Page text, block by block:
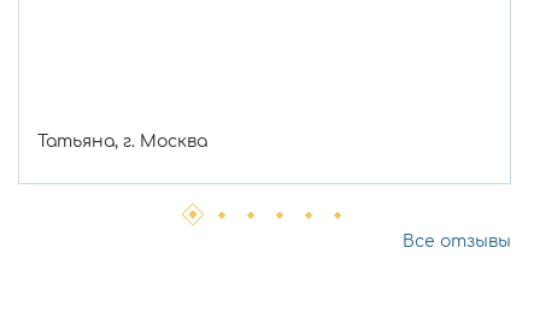
Татьяна, г. Москва
Все отзывы